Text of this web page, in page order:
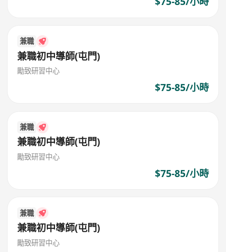
兼職
兼職初中導師(屯門)
勵致研習中心
$75-85/小時
兼職
兼職初中導師(屯門)
勵致研習中心
$75-85/小時
兼職
兼職初中導師(屯門)
勵致研習中心